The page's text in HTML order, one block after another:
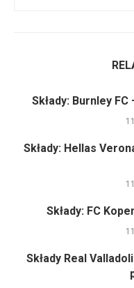
Składy: Burnley FC
Składy: Hellas
Składy: FC
Składy Real